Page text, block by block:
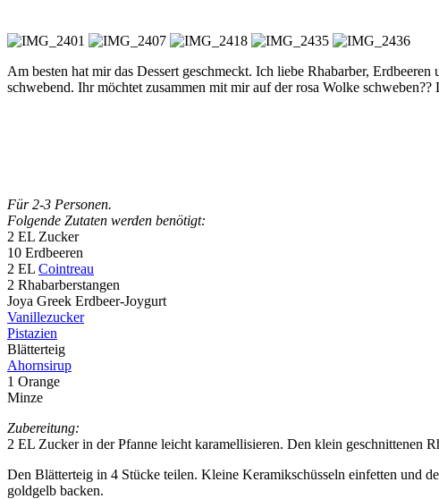
Am besten hat mir das Dessert geschmeckt. Ich liebe Rhabarber,
schwebend. Ihr möchtet zusammen mit mir auf der rosa Wolke schweben??
Für 2-3 Personen.
Folgende Zutaten werden benötigt:
2 EL Zucker
10 Erdbeeren
2 EL Cointreau
2 Rhabarberstangen
Joya Greek Erdbeer-Joygurt
Vanillezucker
Pistazien
Blätterteig
Ahornsirup
1 Orange
Minze
Zubereitung:
2 EL Zucker in der Pfanne leicht karamellisieren. Den klein geschnittenen
Den Blätterteig in 4 Stücke teilen. Kleine Keramikschüsseln einfetten und
goldgelb backen.